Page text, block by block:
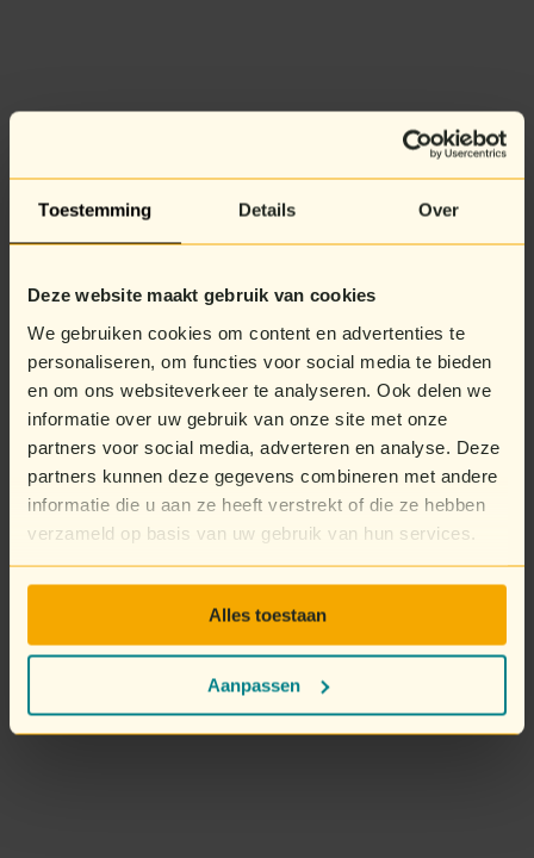
Toestemming Details Over
Deze website maakt gebruik van cookies
We gebruiken cookies om content en advertenties te
personaliseren, om functies voor social media te bieden
en om ons websiteverkeer te analyseren. Ook delen we
informatie over uw gebruik van onze site met onze
partners voor social media, adverteren en analyse. Deze
partners kunnen deze gegevens combineren met andere
informatie die u aan ze heeft verstrekt of die ze hebben
verzameld op basis van uw gebruik van hun services.
Alles toestaan
Aanpassen